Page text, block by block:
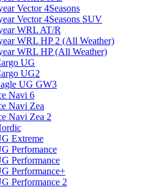
Vector 4Seasons
Vector 4Seasons SUV
WRL AT/R
WRL HP 2 (All Weather)
WRL HP (All Weather)
UG
UG2
UG GW3
Navi 6
Navi Zea
Navi Zea 2
Extreme
Perfomance
Performance
Performance+
Performance 2